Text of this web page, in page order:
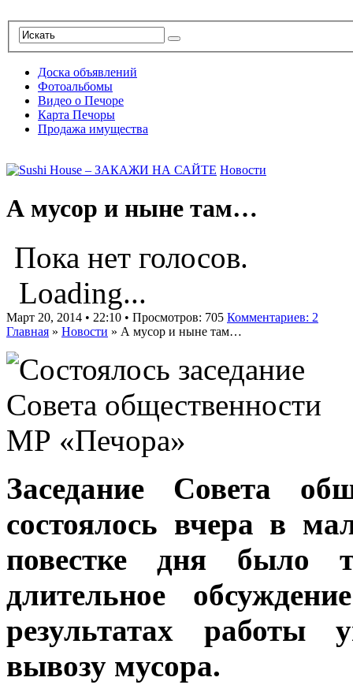
Доска объявлений
Фотоальбомы
Видео о Печоре
Карта Печоры
Продажа имущества
Новости
А мусор и ныне там…
Пока нет голосов.
Loading...
Март 20, 2014 • 22:10 • Просмотров: 705 Комментариев: 2
Главная » Новости » А мусор и ныне там…
Заседание Совета
состоялось вчера в
повестке дня было
длительное
результатах работы
вывозу мусора.